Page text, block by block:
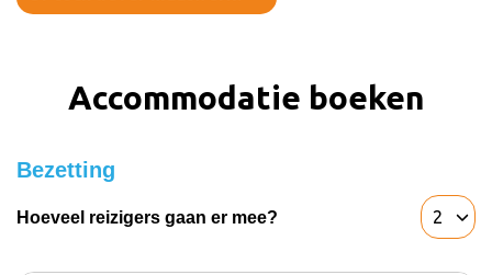
Accommodatie boeken
Bezetting
Hoeveel reizigers gaan er mee?